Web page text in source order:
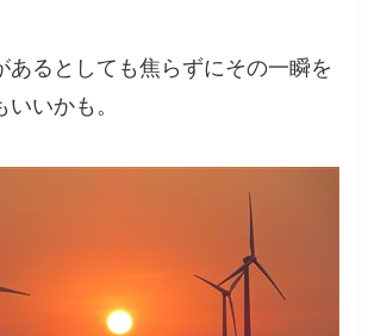
あるとしても焦らずにその一瞬を
いかも。